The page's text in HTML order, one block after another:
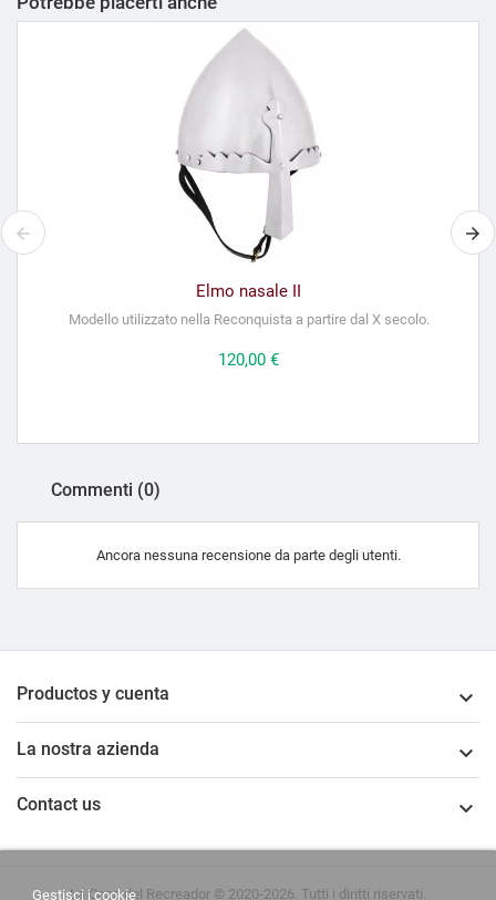
Elmo nasale II
Modello utilizzato nella Reconquista a partire dal X secolo.
Prezzo
120,00 €
Commenti (0)
Ancora nessuna recensione da parte degli utenti.
Productos y cuenta 
La nostra azienda 
Contact us 
Gestisci i cookie
La Casa del Recreador © 2020-2026. Tutti i diritti riservati.